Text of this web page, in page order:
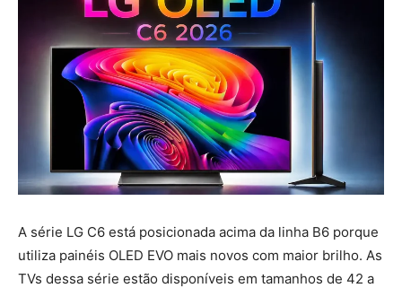
A série LG C6 está posicionada acima da linha B6 porque
utiliza painéis OLED EVO mais novos com maior brilho. As
TVs dessa série estão disponíveis em tamanhos de 42 a